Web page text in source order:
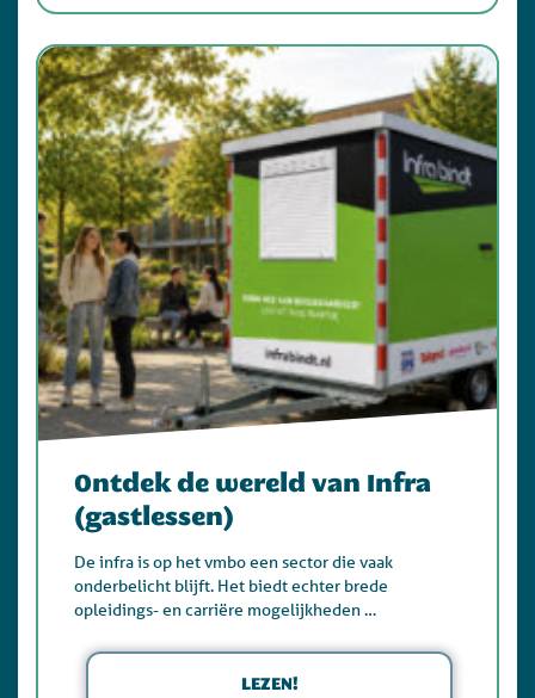
Ontdek de wereld van Infra
(gastlessen)
De infra is op het vmbo een sector die vaak
onderbelicht blijft. Het biedt echter brede
opleidings- en carriëre mogelijkheden …
LEZEN!